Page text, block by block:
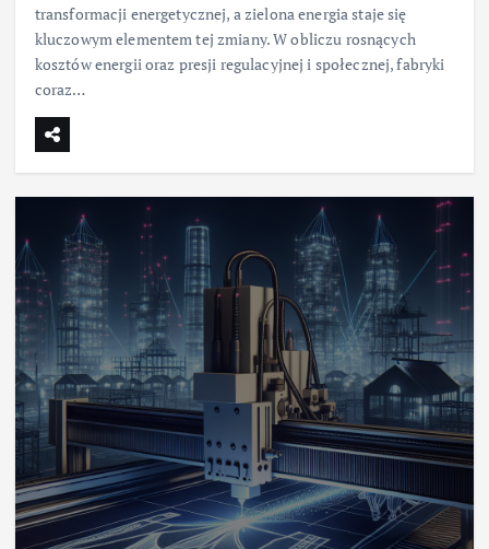
transformacji energetycznej, a zielona energia staje się
kluczowym elementem tej zmiany. W obliczu rosnących
kosztów energii oraz presji regulacyjnej i społecznej, fabryki
coraz…